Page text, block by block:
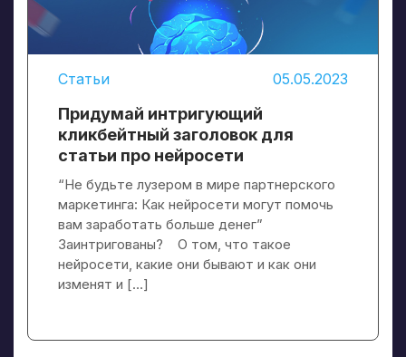
Статьи 05.05.2023
Придумай интригующий
кликбейтный заголовок для
статьи про нейросети
“Не будьте лузером в мире партнерского
маркетинга: Как нейросети могут помочь
вам заработать больше денег”
Заинтригованы? О том, что такое
нейросети, какие они бывают и как они
изменят и […]